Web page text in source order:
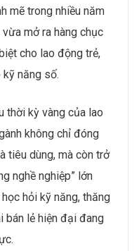
mẽ trong nhiều năm
mở ra hàng chục
cho lao động trẻ,
năng số.
thời kỳ vàng của lao
không chỉ đóng
tiêu dùng, mà còn trở
nghề nghiệp” lớn
hỏi kỹ năng, thăng
bán lẻ hiện đại đang